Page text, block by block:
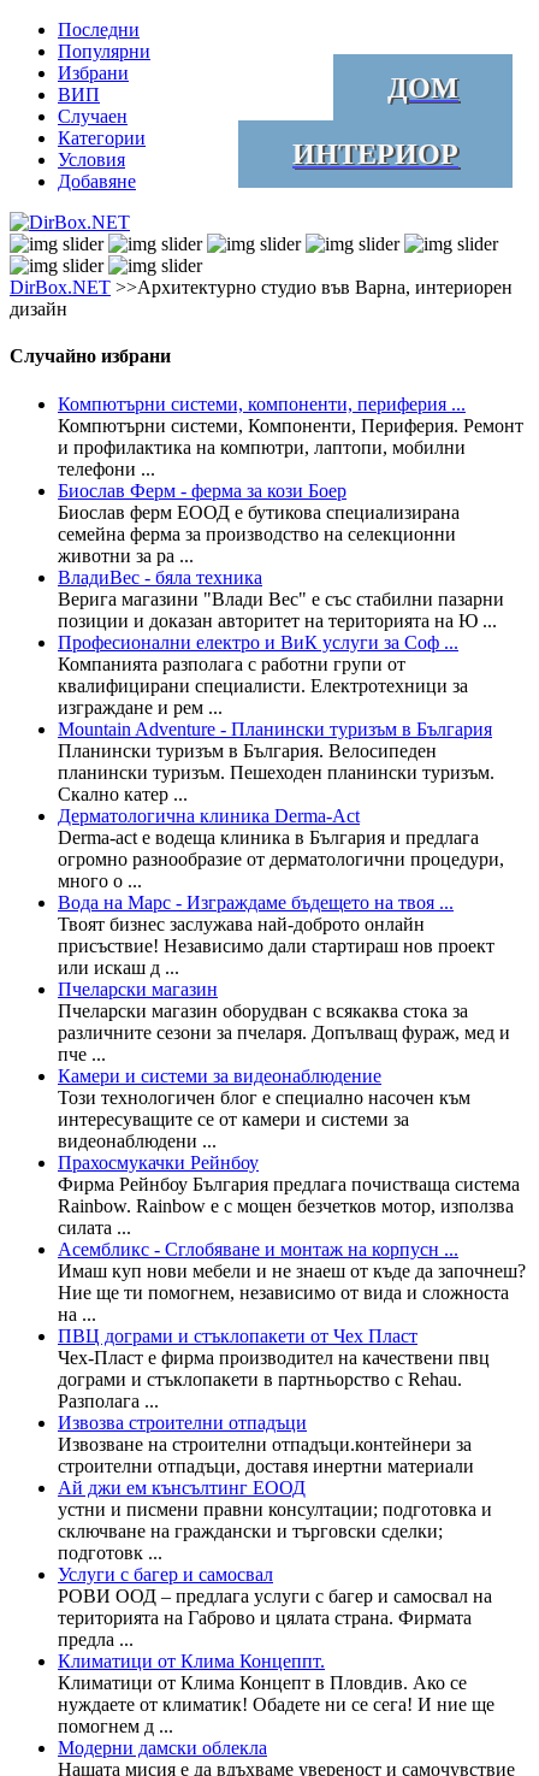
Последни
Популярни
Избрани
ВИП
Случаен
Категории
Условия
Добавяне
ДОМ
ИНТЕРИОР
DirBox.NET >>Архитектурно студио във Варна, интериорен
дизайн
Случайно избрани
Компютърни системи, компоненти, периферия ...
Компютърни системи, Компоненти, Периферия. Ремонт
и профилактика на компютри, лаптопи, мобилни
телефони ...
Биослав Ферм - ферма за кози Боер
Биослав ферм ЕООД е бутикова специализирана
семейна ферма за производство на селекционни
животни за ра ...
ВладиВес - бяла техника
Верига магазини "Влади Вес" е със стабилни пазарни
позиции и доказан авторитет на територията на Ю ...
Професионални електро и ВиК услуги за Соф ...
Компанията разполага с работни групи от
квалифицирани специалисти. Електротехници за
изграждане и рем ...
Mountain Adventure - Планински туризъм в България
Планински туризъм в България. Велосипеден
планински туризъм. Пешеходен планински туризъм.
Скално катер ...
Дерматологична клиника Derma-Act
Derma-аct е водеща клиника в България и предлага
огромно разнообразие от дерматологични процедури,
много о ...
Вода на Марс - Изграждаме бъдещето на твоя ...
Твоят бизнес заслужава най-доброто онлайн
присъствие! Независимо дали стартираш нов проект
или искаш д ...
Пчеларски магазин
Пчеларски магазин оборудван с всякаква стока за
различните сезони за пчеларя. Допълващ фураж, мед и
пче ...
Камери и системи за видеонаблюдение
Този технологичен блог е специално насочен към
интересуващите се от камери и системи за
видеонаблюдени ...
Прахосмукачки Рейнбоу
Фирма Рейнбоу България предлага почистваща система
Rainbow. Rainbow е с мощен безчетков мотор, използва
силата ...
Асембликс - Сглобяване и монтаж на корпусн ...
Имаш куп нови мебели и не знаеш от къде да започнеш?
Ние ще ти помогнем, независимо от вида и сложноста
на ...
ПВЦ дограми и стъклопакети от Чех Пласт
Чех-Пласт е фирма производител на качествени пвц
дограми и стъклопакети в партньорство с Rehau.
Разполага ...
Извозва строителни отпадъци
Извозване на строителни отпадъци.контейнери за
строителни отпадъци, доставя инертни материали
Ай джи ем кънсълтинг ЕООД
устни и писмени правни консултации; подготовка и
сключване на граждански и търговски сделки;
подготовк ...
Услуги с багер и самосвал
РОВИ ООД – предлага услуги с багер и самосвал на
територията на Габрово и цялата страна. Фирмата
предла ...
Климатици от Клима Концеппт.
Климатици от Клима Концепт в Пловдив. Ако се
нуждаете от климатик! Обадете ни се сега! И ние ще
помогнем д ...
Модерни дамски облекла
Нашата мисия е да вдъхваме увереност и самочувствие